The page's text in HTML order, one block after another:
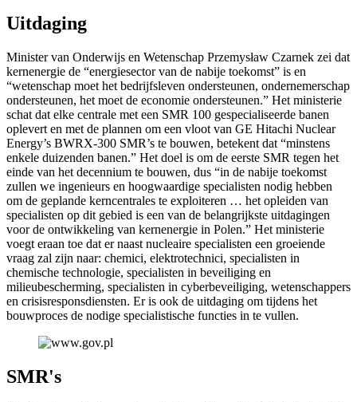
Uitdaging
Minister van Onderwijs en Wetenschap Przemysław Czarnek zei dat
kernenergie de “energiesector van de nabije toekomst” is en
“wetenschap moet het bedrijfsleven ondersteunen, ondernemerschap
ondersteunen, het moet de economie ondersteunen.” Het ministerie
schat dat elke centrale met een SMR 100 gespecialiseerde banen
oplevert en met de plannen om een vloot van GE Hitachi Nuclear
Energy’s BWRX-300 SMR’s te bouwen, betekent dat “minstens
enkele duizenden banen.” Het doel is om de eerste SMR tegen het
einde van het decennium te bouwen, dus “in de nabije toekomst
zullen we ingenieurs en hoogwaardige specialisten nodig hebben
om de geplande kerncentrales te exploiteren … het opleiden van
specialisten op dit gebied is een van de belangrijkste uitdagingen
voor de ontwikkeling van kernenergie in Polen.” Het ministerie
voegt eraan toe dat er naast nucleaire specialisten een groeiende
vraag zal zijn naar: chemici, elektrotechnici, specialisten in
chemische technologie, specialisten in beveiliging en
milieubescherming, specialisten in cyberbeveiliging, wetenschappers
en crisisresponsdiensten. Er is ook de uitdaging om tijdens het
bouwproces de nodige specialistische functies in te vullen.
SMR's